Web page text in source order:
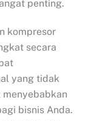
penting.
kompresor
secara
yang tidak
bisnis Anda.